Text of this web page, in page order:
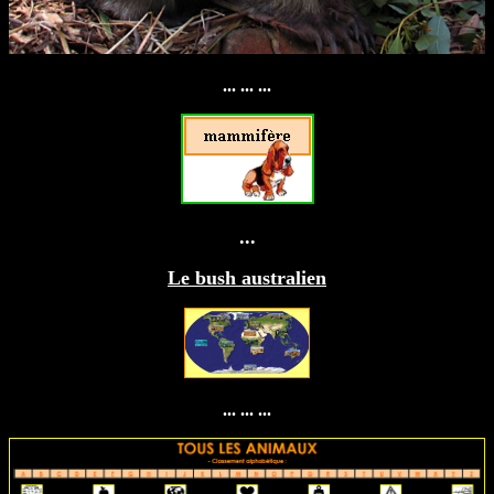
... ... ...
...
Le bush australien
... ... ...